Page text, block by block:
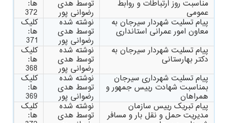
مناسبت روز ارتباطات و روابط
عمومی
توسط هدی
رضوانی پور
ها:
372
پیام تسلیت شهردار سیرجان به
معاون امور عمرانی استانداری
نوشته شده
توسط هدی
رضوانی پور
کلیک
ها:
371
پیام تسلیت شهردار سیرجان به
دکتر بهارستانی
نوشته شده
توسط هدی
رضوانی پور
کلیک
ها:
368
پیام تسلیت شهرداری سیرجان
بمناسبت شهادت رییس جمهور و
همراهان
نوشته شده
توسط هدی
رضوانی پور
کلیک
ها:
369
پیام تبریک رییس سازمان
مدیریت حمل و نقل بار و مسافر
نوشته شده
توسط هدی
کلیک
ها: